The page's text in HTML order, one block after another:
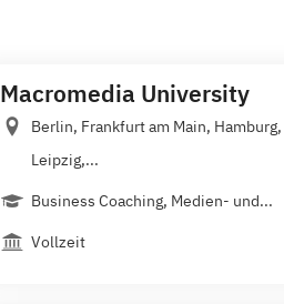
Macromedia University
Berlin, Frankfurt am Main,
Leipzig,...
Business Coaching, Medien- und...
Vollzeit